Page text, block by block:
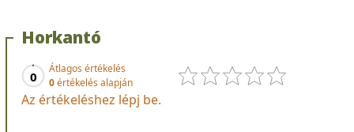
Horkantó
0
Átlagos értékelés
0értékelés alapján
Az értékeléshez lépj be.